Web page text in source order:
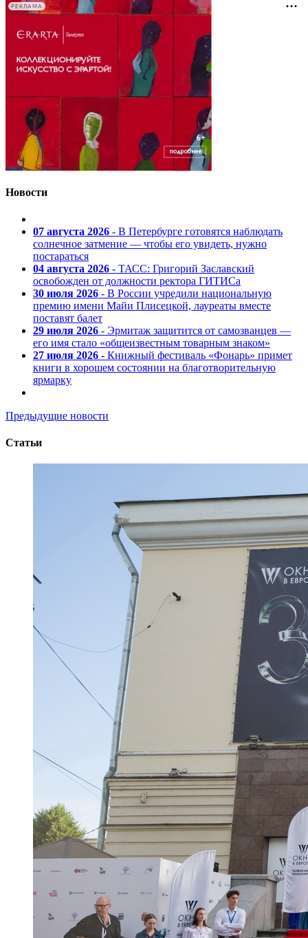
РЕКЛАМА
Новости
07 августа 2026 - В Петербурге готовятся наблюдать
солнечное затмение — чтобы его увидеть, нужно
постараться
04 августа 2026 - ТАСС: Григорий Заславский
освобожден от должности ректора ГИТИСа
30 июля 2026 - В России учредили национальную
премию имени Майи Плисецкой, лауреаты вместе
поставят балет
29 июля 2026 - Эрмитаж защитится от самозванцев —
его имя стало «общеизвестным товарным знаком»
27 июля 2026 - Книжный фестиваль «Фонарь» примет
книги в хорошем состоянии на благотворительную
ярмарку
Предыдущие новости
Статьи